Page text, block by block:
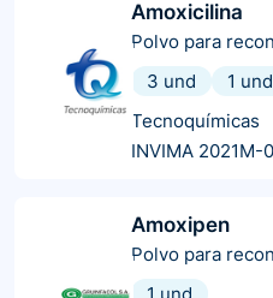
Amoxicilina
Polvo para
3 und
1 und
Tecnoquímicas
INVIMA 2021M-
Amoxipen
Polvo para
1 und